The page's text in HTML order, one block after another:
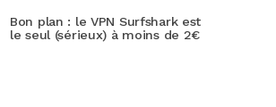
Bon plan : le VPN Surfshark est
le seul (sérieux) à moins de 2€